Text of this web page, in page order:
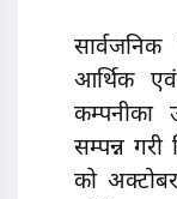
आर्थिक एवं
कम्पनीका
सम्पन्न
को